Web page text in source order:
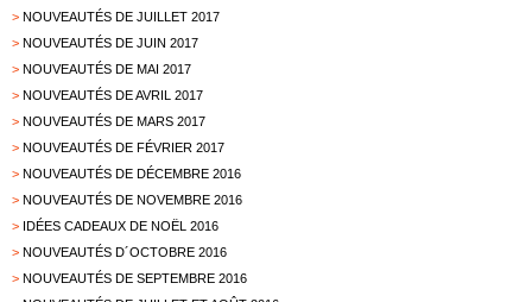
> NOUVEAUTÉS DE JUILLET 2017
> NOUVEAUTÉS DE JUIN 2017
> NOUVEAUTÉS DE MAI 2017
> NOUVEAUTÉS DE AVRIL 2017
> NOUVEAUTÉS DE MARS 2017
> NOUVEAUTÉS DE FÉVRIER 2017
> NOUVEAUTÉS DE DÉCEMBRE 2016
> NOUVEAUTÉS DE NOVEMBRE 2016
> IDÉES CADEAUX DE NOËL 2016
> NOUVEAUTÉS D´OCTOBRE 2016
> NOUVEAUTÉS DE SEPTEMBRE 2016